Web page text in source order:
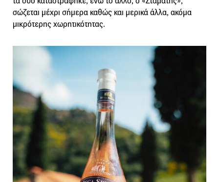
σώζεται μέχρι σήμερα καθώς και μερικά άλλα, ακόμα
μικρότερης χωρητικότητας.